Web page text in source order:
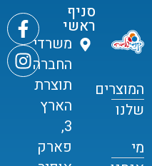
המוצרים
שלנו
מי
סניף
ראשי
משרדי
החברה
תוצרת
הארץ
3,
פארק